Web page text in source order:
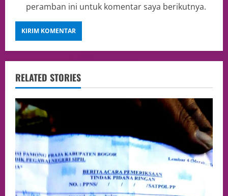
peramban ini untuk komentar saya berikutnya.
RELATED STORIES